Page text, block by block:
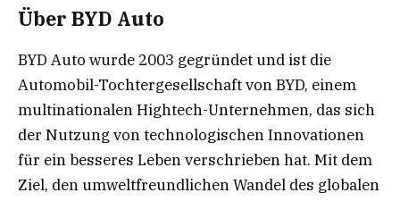
Über BYD Auto
BYD Auto wurde 2003 gegründet und ist die
Automobil-Tochtergesellschaft von BYD, einem
multinationalen Hightech-Unternehmen, das sich
der Nutzung von technologischen Innovationen
für ein besseres Leben verschrieben hat. Mit dem
Ziel, den umweltfreundlichen Wandel des globalen